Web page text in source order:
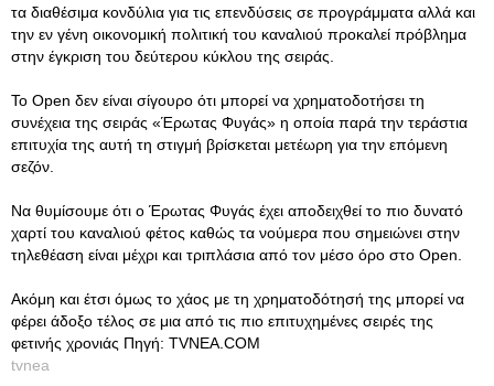
τα διαθέσιμα κονδύλια για τις επενδύσεις σε προγράμματα αλλά και
την εν γένη οικονομική πολιτική του καναλιού προκαλεί πρόβλημα
στην έγκριση του δεύτερου κύκλου της σειράς.
Το Open δεν είναι σίγουρο ότι μπορεί να χρηματοδοτήσει τη
συνέχεια της σειράς «Έρωτας Φυγάς» η οποία παρά την τεράστια
επιτυχία της αυτή τη στιγμή βρίσκεται μετέωρη για την επόμενη
σεζόν.
Να θυμίσουμε ότι ο Έρωτας Φυγάς έχει αποδειχθεί το πιο δυνατό
χαρτί του καναλιού φέτος καθώς τα νούμερα που σημειώνει στην
τηλεθέαση είναι μέχρι και τριπλάσια από τον μέσο όρο στο Open.
Ακόμη και έτσι όμως το χάος με τη χρηματοδότησή της μπορεί να
φέρει άδοξο τέλος σε μια από τις πιο επιτυχημένες σειρές της
φετινής χρονιάς Πηγή: TVNEA.COM
tvnea